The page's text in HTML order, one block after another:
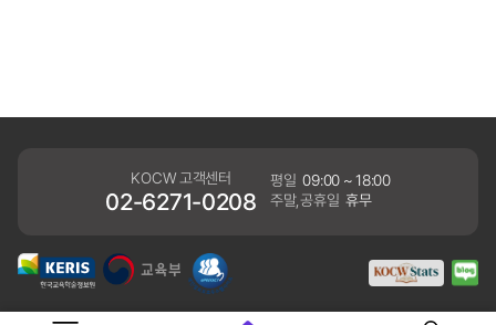
KOCW 고객센터
02-6271-0208
평일 09:00 ~ 18:00
주말,공휴일 휴무